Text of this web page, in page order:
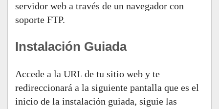
servidor web a través de un navegador con
soporte FTP.
Instalación Guiada
Accede a la URL de tu sitio web y te
redireccionará a la siguiente pantalla que es el
inicio de la instalación guiada, siguie las